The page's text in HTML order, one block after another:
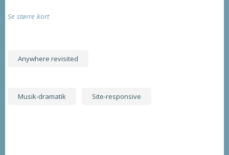
Se større kort
Anywhere revisited
Musik-dramatik Site-responsive